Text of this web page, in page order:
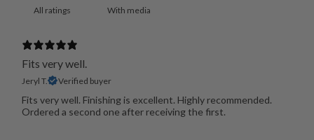
With media
Fits very well.
Jeryl T. Verified buyer
Fits very well. Finishing is excellent. Highly recommended.
Ordered a second one after receiving the first.